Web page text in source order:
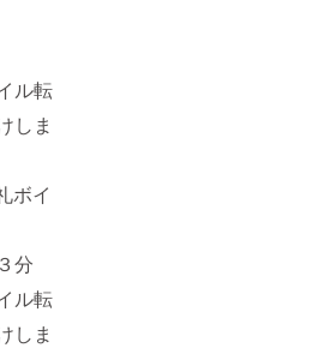
ル転
しま
ボイ
分
ル転
しま